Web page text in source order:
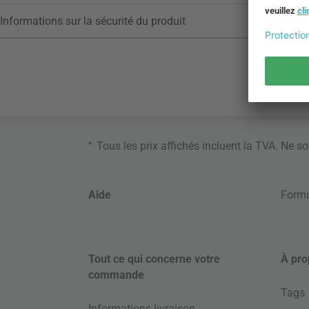
Informations sur la sécurité du produit
* Tous les prix affichés incluent la TVA. Ne
Aide
Tout ce qui concerne votre
commande
À
Tags